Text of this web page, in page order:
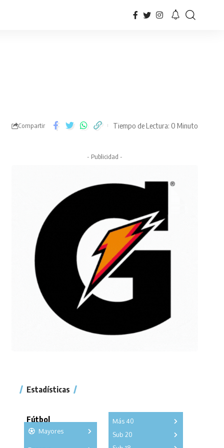
Compartir Tiempo de Lectura: 0 Minuto
- Publicidad -
Estadísticas
Fútbol
Mayores
Más 40
Sub 20